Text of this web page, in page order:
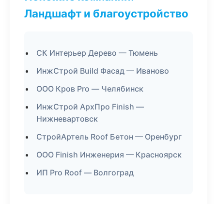
Ландшафт и благоустройство
СК Интерьер Дерево — Тюмень
ИнжСтрой Build Фасад — Иваново
ООО Кров Pro — Челябинск
ИнжСтрой АрхПро Finish —
Нижневартовск
СтройАртель Roof Бетон — Оренбург
ООО Finish Инженерия — Красноярск
ИП Pro Roof — Волгоград